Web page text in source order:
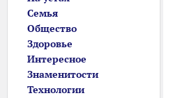
Семья
Общество
Здоровье
Интересное
Знаменитости
Технологии